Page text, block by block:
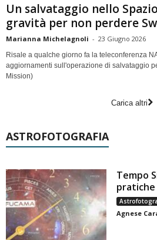
Un salvataggio nello
gravità per non perdere
Marianna Michelagnoli - 23 Giugno 2026
Risale a qualche giorno fa la teleconferenza
aggiornamenti sull'operazione di salvataggio
Mission)
Carica altri
ASTROFOTOGRAFIA
Tempo
Agnese